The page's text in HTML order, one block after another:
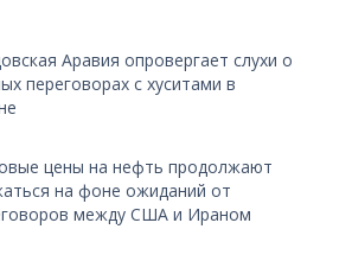
Аравия опровергает слухи о
переговорах с хуситами в
цены на нефть продолжают
на фоне ожиданий от
между США и Ираном